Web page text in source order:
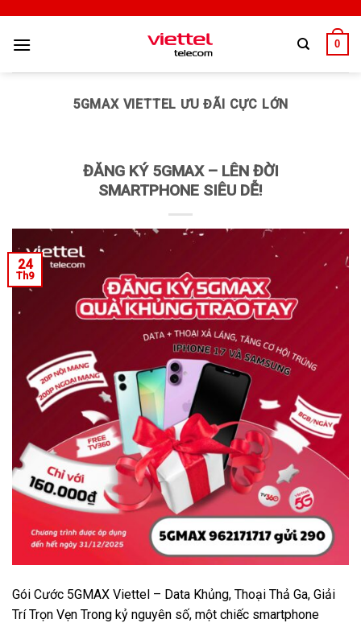
0
5GMAX VIETTEL ƯU ĐÃI CỰC LỚN
ĐĂNG KÝ 5GMAX – LÊN ĐỜI
SMARTPHONE SIÊU DỄ!
24
Th9
Gói Cước 5GMAX Viettel – Data Khủng, Thoại Thả Ga, Giải
Trí Trọn Vẹn Trong kỷ nguyên số, một chiếc smartphone